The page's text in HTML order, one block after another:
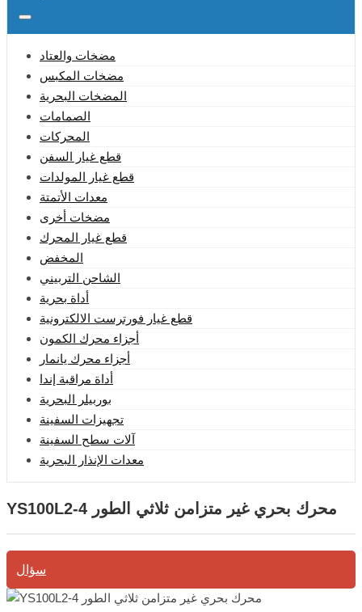
مضخات والعتاد
مضخات المكبس
المضخات البحرية
الصمامات
المحركات
قطع غيار السفن
قطع غيار المولدات
معدات الأتمتة
مضخات أخرى
قطع غيار المحرك
المخفض
الشاحن التربيني
أداة بحرية
قطع غيار فورترست الالكترونية
أجزاء محرك الكمون
أجزاء محرك يانمار
أداة مراقبة إندا
بوربيلر البحرية
تجهيزات السفينة
آلات سطح السفينة
معدات الإنذار البحرية
YS100L2-4 محرك بحري غير متزامن ثلاثي الطور
سؤال